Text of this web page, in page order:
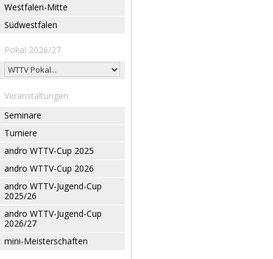
Westfalen-Mitte
Südwestfalen
Pokal 2026/27
Veranstaltungen
Seminare
Turniere
andro WTTV-Cup 2025
andro WTTV-Cup 2026
andro WTTV-Jugend-Cup
2025/26
andro WTTV-Jugend-Cup
2026/27
mini-Meisterschaften